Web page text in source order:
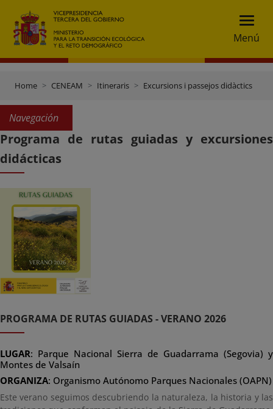
Menú
Home CENEAM Itineraris Excursions i passejos didàctics
Navegación
Programa de rutas guiadas y excursiones
didácticas
PROGRAMA DE RUTAS GUIADAS - VERANO 2026
LUGAR: Parque Nacional Sierra de Guadarrama (Segovia) y
Montes de Valsaín
ORGANIZA: Organismo Autónomo Parques Nacionales (OAPN)
Este verano seguimos descubriendo la naturaleza, la historia y las